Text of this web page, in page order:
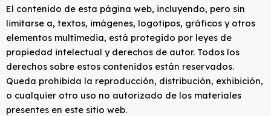
El contenido de esta página web, incluyendo, pero sin
limitarse a, textos, imágenes, logotipos, gráficos y otros
elementos multimedia, está protegido por leyes de
propiedad intelectual y derechos de autor. Todos los
derechos sobre estos contenidos están reservados.
Queda prohibida la reproducción, distribución, exhibición,
o cualquier otro uso no autorizado de los materiales
presentes en este sitio web.